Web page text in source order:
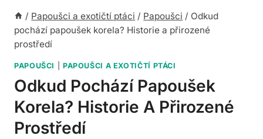
/ Papoušci a exotičtí ptáci / Papoušci / Odkud
pochází papoušek korela? Historie a přirozené
prostředí
PAPOUŠCI PAPOUŠCI A EXOTIČTÍ PTÁCI
Odkud Pochází Papoušek
Korela? Historie A Přirozené
Prostředí